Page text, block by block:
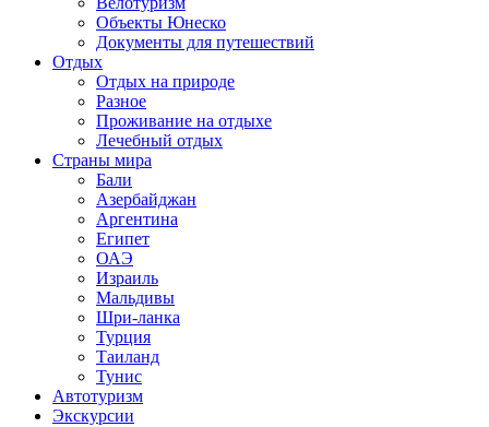
Объекты Юнеско
Документы для путешествий
Отдых
Отдых на природе
Разное
Проживание на отдыхе
Лечебный отдых
Страны мира
Бали
Азербайджан
Аргентина
Египет
ОАЭ
Израиль
Мальдивы
Шри-ланка
Турция
Таиланд
Тунис
Автотуризм
Экскурсии